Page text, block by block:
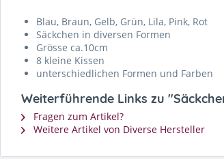
Blau, Braun, Gelb, Grün, Lila, Pink, Rot
Säckchen in diversen Formen
Grösse ca.10cm
8 kleine Kissen
unterschiedlichen Formen und Farben
Weiterführende Links zu
Fragen zum Artikel?
Weitere Artikel von Diverse Hersteller